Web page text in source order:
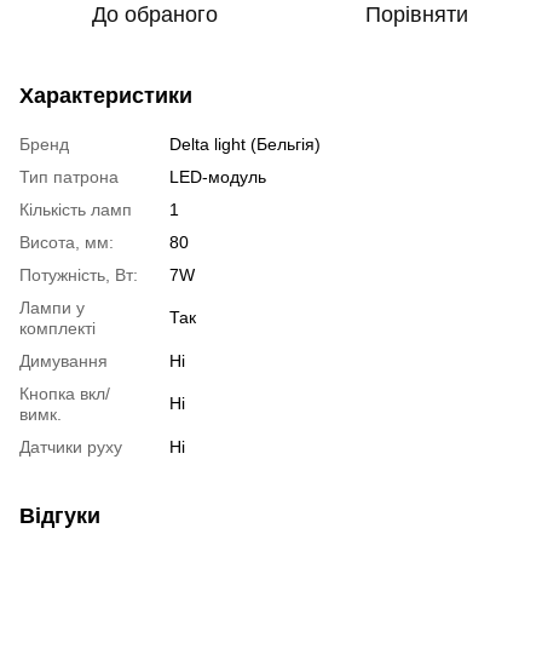
До обраного Порівняти
Характеристики
Бренд
Delta light (Бельгія)
Тип патрона
LED-модуль
Кількість ламп
1
Висота, мм:
80
Потужність, Вт:
7W
Лампи у
комплекті
Так
Димування
Ні
Кнопка вкл/
вимк.
Ні
Датчики руху Ні
Відгуки